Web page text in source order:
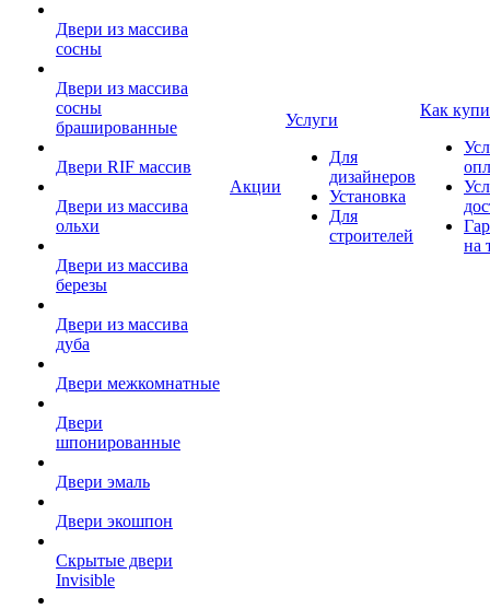
Двери из массива
сосны
Двери из массива
сосны
брашированные
Двери RIF массив
Двери из массива
ольхи
Двери из массива
березы
Двери из массива
дуба
Двери межкомнатные
Двери
шпонированные
Двери эмаль
Двери экошпон
Скрытые двери
Invisible
Акции
Услуги
Для
дизайнеров
Установка
Для
строителей
Как
на